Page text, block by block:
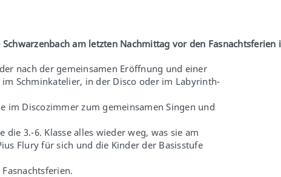
am letzten Nachmittag vor den Fasnachtsferien
nach der gemeinsamen Eröffnung und einer
Schminkatelier, in der Disco oder im Labyrinth-
im Discozimmer zum gemeinsamen Singen und
die 3.-6. Klasse alles wieder weg, was sie am
Flury für sich und die Kinder der Basisstufe